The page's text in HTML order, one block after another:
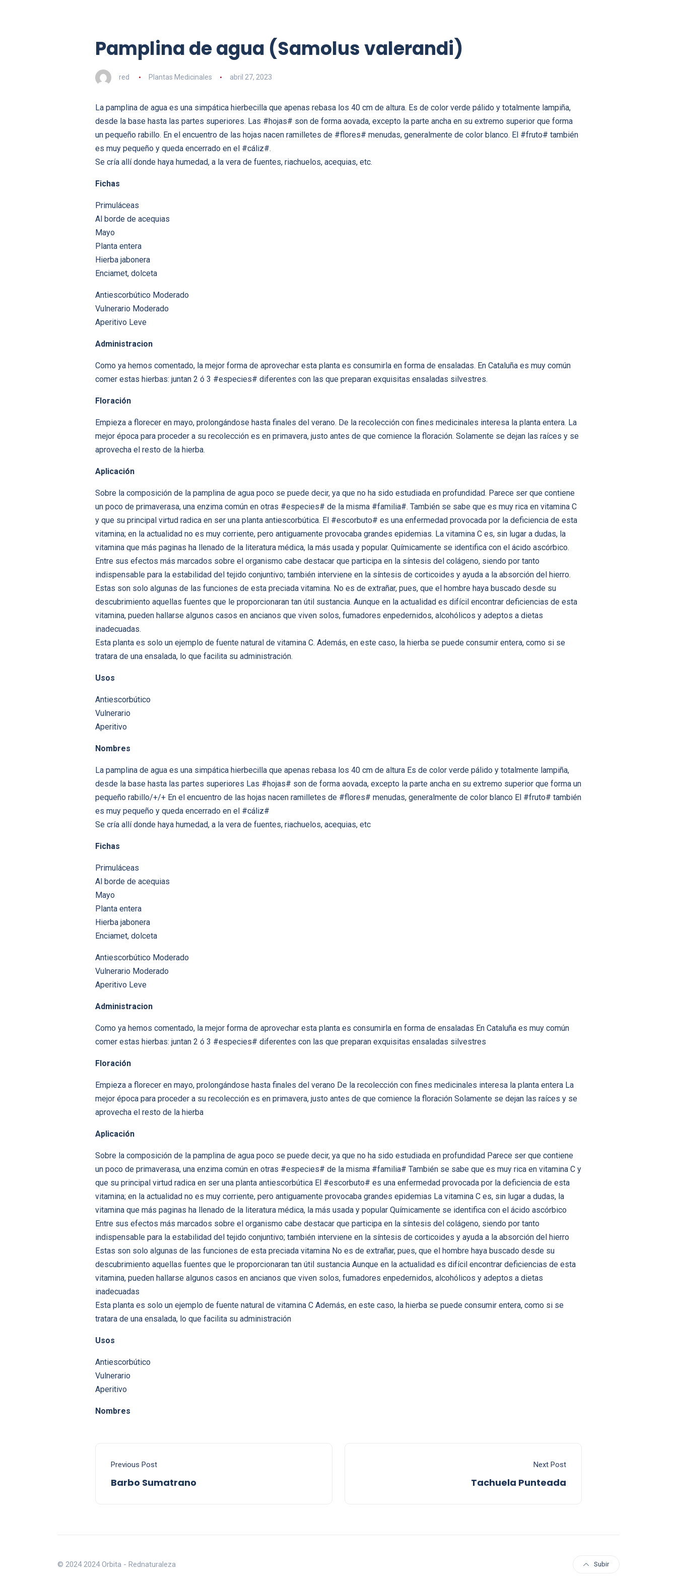
Pamplina de agua (Samolus valerandi)
red Plantas Medicinales abril 27, 2023
La pamplina de agua es una simpática hierbecilla que apenas rebasa los 40 cm de altura. Es de color verde pálido y totalmente lampiña,
desde la base hasta las partes superiores. Las #hojas# son de forma aovada, excepto la parte ancha en su extremo superior que forma
un pequeño rabillo. En el encuentro de las hojas nacen ramilletes de #flores# menudas, generalmente de color blanco. El #fruto# también
es muy pequeño y queda encerrado en el #cáliz#.
Se cría allí donde haya humedad, a la vera de fuentes, riachuelos, acequias, etc.
Fichas
Primuláceas
Al borde de acequias
Mayo
Planta entera
Hierba jabonera
Enciamet, dolceta
Antiescorbútico Moderado
Vulnerario Moderado
Aperitivo Leve
Administracion
Como ya hemos comentado, la mejor forma de aprovechar esta planta es consumirla en forma de ensaladas. En Cataluña es muy común
comer estas hierbas: juntan 2 ó 3 #especies# diferentes con las que preparan exquisitas ensaladas silvestres.
Floración
Empieza a florecer en mayo, prolongándose hasta finales del verano. De la recolección con fines medicinales interesa la planta entera. La
mejor época para proceder a su recolección es en primavera, justo antes de que comience la floración. Solamente se dejan las raíces y se
aprovecha el resto de la hierba.
Aplicación
Sobre la composición de la pamplina de agua poco se puede decir, ya que no ha sido estudiada en profundidad. Parece ser que contiene
un poco de primaverasa, una enzima común en otras #especies# de la misma #familia#. También se sabe que es muy rica en vitamina C
y que su principal virtud radica en ser una planta antiescorbútica. El #escorbuto# es una enfermedad provocada por la deficiencia de esta
vitamina; en la actualidad no es muy corriente, pero antiguamente provocaba grandes epidemias. La vitamina C es, sin lugar a dudas, la
vitamina que más paginas ha llenado de la literatura médica, la más usada y popular. Químicamente se identifica con el ácido ascórbico.
Entre sus efectos más marcados sobre el organismo cabe destacar que participa en la síntesis del colágeno, siendo por tanto
indispensable para la estabilidad del tejido conjuntivo; también interviene en la síntesis de corticoides y ayuda a la absorción del hierro.
Estas son solo algunas de las funciones de esta preciada vitamina. No es de extrañar, pues, que el hombre haya buscado desde su
descubrimiento aquellas fuentes que le proporcionaran tan útil sustancia. Aunque en la actualidad es difícil encontrar deficiencias de esta
vitamina, pueden hallarse algunos casos en ancianos que viven solos, fumadores enpedernidos, alcohólicos y adeptos a dietas
inadecuadas.
Esta planta es solo un ejemplo de fuente natural de vitamina C. Además, en este caso, la hierba se puede consumir entera, como si se
tratara de una ensalada, lo que facilita su administración.
Usos
Antiescorbútico
Vulnerario
Aperitivo
Nombres
La pamplina de agua es una simpática hierbecilla que apenas rebasa los 40 cm de altura Es de color verde pálido y totalmente lampiña,
desde la base hasta las partes superiores Las #hojas# son de forma aovada, excepto la parte ancha en su extremo superior que forma un
pequeño rabillo/+/+ En el encuentro de las hojas nacen ramilletes de #flores# menudas, generalmente de color blanco El #fruto# también
es muy pequeño y queda encerrado en el #cáliz#
Se cría allí donde haya humedad, a la vera de fuentes, riachuelos, acequias, etc
Fichas
Primuláceas
Al borde de acequias
Mayo
Planta entera
Hierba jabonera
Enciamet, dolceta
Antiescorbútico Moderado
Vulnerario Moderado
Aperitivo Leve
Administracion
Como ya hemos comentado, la mejor forma de aprovechar esta planta es consumirla en forma de ensaladas En Cataluña es muy común
comer estas hierbas: juntan 2 ó 3 #especies# diferentes con las que preparan exquisitas ensaladas silvestres
Floración
Empieza a florecer en mayo, prolongándose hasta finales del verano De la recolección con fines medicinales interesa la planta entera La
mejor época para proceder a su recolección es en primavera, justo antes de que comience la floración Solamente se dejan las raíces y se
aprovecha el resto de la hierba
Aplicación
Sobre la composición de la pamplina de agua poco se puede decir, ya que no ha sido estudiada en profundidad Parece ser que contiene
un poco de primaverasa, una enzima común en otras #especies# de la misma #familia# También se sabe que es muy rica en vitamina C y
que su principal virtud radica en ser una planta antiescorbútica El #escorbuto# es una enfermedad provocada por la deficiencia de esta
vitamina; en la actualidad no es muy corriente, pero antiguamente provocaba grandes epidemias La vitamina C es, sin lugar a dudas, la
vitamina que más paginas ha llenado de la literatura médica, la más usada y popular Químicamente se identifica con el ácido ascórbico
Entre sus efectos más marcados sobre el organismo cabe destacar que participa en la síntesis del colágeno, siendo por tanto
indispensable para la estabilidad del tejido conjuntivo; también interviene en la síntesis de corticoides y ayuda a la absorción del hierro
Estas son solo algunas de las funciones de esta preciada vitamina No es de extrañar, pues, que el hombre haya buscado desde su
descubrimiento aquellas fuentes que le proporcionaran tan útil sustancia Aunque en la actualidad es difícil encontrar deficiencias de esta
vitamina, pueden hallarse algunos casos en ancianos que viven solos, fumadores enpedernidos, alcohólicos y adeptos a dietas
inadecuadas
Esta planta es solo un ejemplo de fuente natural de vitamina C Además, en este caso, la hierba se puede consumir entera, como si se
tratara de una ensalada, lo que facilita su administración
Usos
Antiescorbútico
Vulnerario
Aperitivo
Nombres
Previous Post
Barbo Sumatrano
Next Post
Tachuela Punteada
© 2024 2024 Orbita - Rednaturaleza Subir